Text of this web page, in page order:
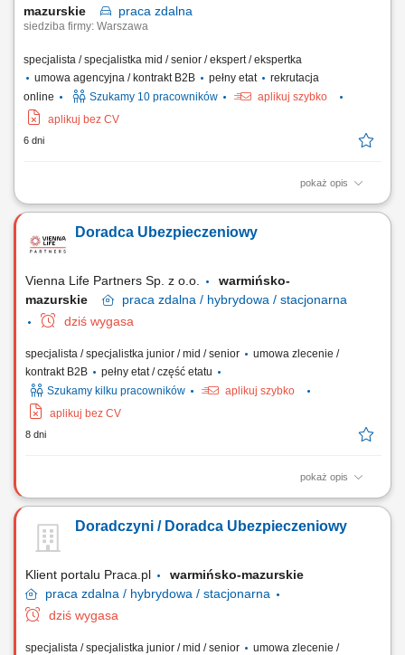
mazurskie
praca zdalna
siedziba firmy: Warszawa
specjalista / specjalistka mid / senior / ekspert / ekspertka
umowa agencyjna / kontrakt B2B
pełny etat
rekrutacja
online
Szukamy 10 pracowników
aplikuj szybko
aplikuj bez CV
6 dni
pokaż opis
Opis stanowiska: Aktywna obsługa i cross-selling w ramach własnego
(życiowe, majątkowe, komunikacyjne, firmowe) Koncentracja na
budowaniu długofalowych relacji w obszarze ubezpieczeń na życie;
Doradca Ubezpieczeniowy
Vienna Life Partners Sp. z o.o.
warmińsko-
mazurskie
praca zdalna / hybrydowa / stacjonarna
dziś wygasa
specjalista / specjalistka junior / mid / senior
umowa zlecenie /
kontrakt B2B
pełny etat / część etatu
Szukamy kilku pracowników
aplikuj szybko
aplikuj bez CV
8 dni
pokaż opis
Twój zakres obowiązków: Będziesz aktywnie poszukiwać nowych
życie, majątkowe, grupowe). Będziesz przygotowywać oferty
ubezpieczeniowe i prowadzić spotkania z klientami. Twoim zadaniem
Doradczyni / Doradca Ubezpieczeniowy
Klient portalu Praca.pl
warmińsko-mazurskie
praca zdalna / hybrydowa / stacjonarna
dziś wygasa
specjalista / specjalistka junior / mid / senior
umowa zlecenie /